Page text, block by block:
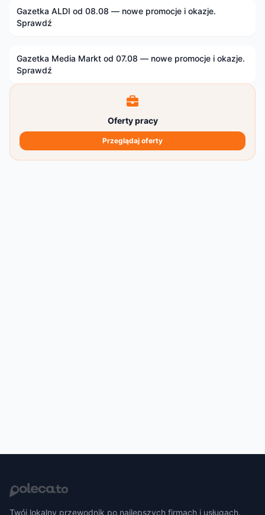
Gazetka ALDI od 08.08 — nowe promocje i okazje.
Sprawdź
Gazetka Media Markt od 07.08 — nowe promocje i okazje.
Sprawdź
Oferty pracy
Przeglądaj oferty
Twój lokalny przewodnik po najlepszych firmach i usługach.